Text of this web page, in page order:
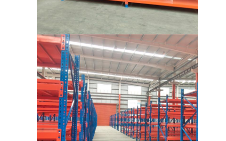
الأرفف ناتئ
ادفع الأرفف للخلف
قد في الأرفف
الأرفف مكوك الراديو
أرفف ممر ضيق جدا
رف الميزانين